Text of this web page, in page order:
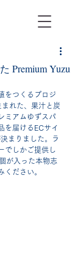
Premium Yuzu
をつくるプロジ
れた、果汁と炭
ミアムゆずスパ
を届けるECサイ
まりました。ラ
でしかご提供し
が入った本物志
ください。